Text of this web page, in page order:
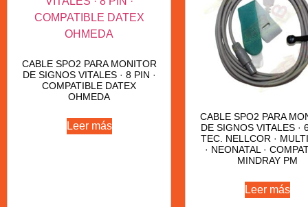
CABLE SPO2 PARA MONITOR
DE SIGNOS VITALES · 8 PIN ·
COMPATIBLE DATEX
OHMEDA
Leer más
CABLE SPO2 PARA
DE SIGNOS VITALES ·
TEC. NELLCOR ·
· NEONATAL ·
MINDRAY PM
Leer más